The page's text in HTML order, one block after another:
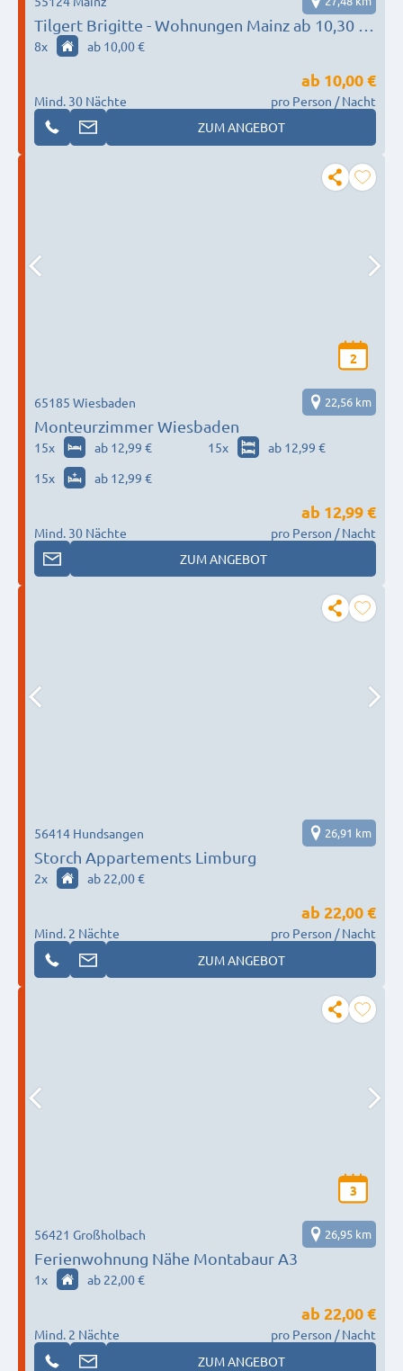
Tilgert Brigitte - Wohnungen Mainz ab 10,30 €
pro Nacht bei langfristiger Anmietung
8x ab 10,00 €
Mind. 30 Nächte
ab 10,00 €
pro Person / Nacht
ZUM ANGEBOT
2
Monteurzimmer Wiesbaden
65185 Wiesbaden 22,56 km
15x ab 12,99 € 15x
ab 12,99 €
15x ab 12,99 €
Mind. 30 Nächte
ab 12,99 €
pro Person / Nacht
ZUM ANGEBOT
Storch Appartements Limburg
56414 Hundsangen 26,91 km
2x ab 22,00 €
Mind. 2 Nächte
ab 22,00 €
pro Person / Nacht
ZUM ANGEBOT
3
Ferienwohnung Nähe Montabaur A3
56421 Großholbach 26,95 km
1x ab 22,00 €
Mind. 2 Nächte
ab 22,00 €
pro Person / Nacht
ZUM ANGEBOT